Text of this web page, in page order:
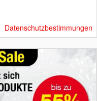
Datenschutzbestimmungen